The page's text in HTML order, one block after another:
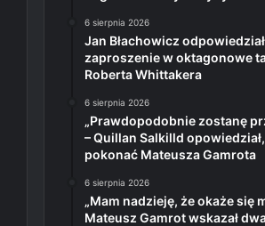
6 sierpnia 2026
Jan Błachowicz
zaproszenie w oktagonowe
Roberta Whittakera
6 sierpnia 2026
„Prawdopodobnie zostanę
– Quillan Salkilld
pokonać Mateusza Gamrota
6 sierpnia 2026
„Mam nadzieję, że okaże się
Mateusz Gamrot wskazał